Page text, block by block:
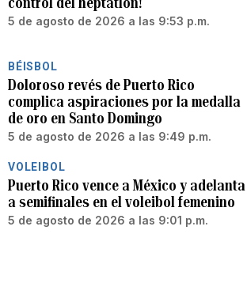
5 de agosto de 2026 a las 9:53 p.m.
BÉISBOL
Doloroso revés de Puerto Rico
complica aspiraciones por la medalla
de oro en Santo Domingo
5 de agosto de 2026 a las 9:49 p.m.
VOLEIBOL
Puerto Rico vence a México y adelanta
a semifinales en el voleibol femenino
5 de agosto de 2026 a las 9:01 p.m.